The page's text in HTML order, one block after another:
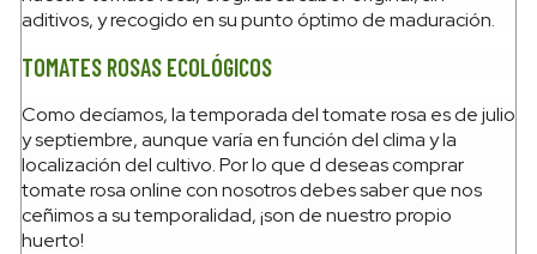
aditivos, y recogido en su punto óptimo de maduración.
TOMATES ROSAS ECOLÓGICOS
Como decíamos, la temporada del tomate rosa es de julio
y septiembre, aunque varía en función del clima y la
localización del cultivo. Por lo que d deseas comprar
tomate rosa online con nosotros debes saber que nos
ceñimos a su temporalidad, ¡son de nuestro propio
huerto!